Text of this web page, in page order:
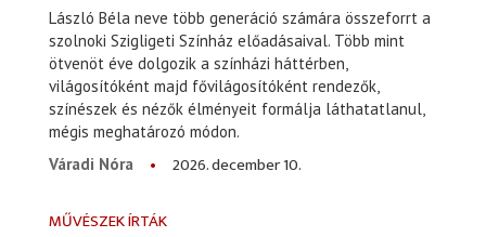
László Béla neve több generáció számára összeforrt a
szolnoki Szigligeti Színház előadásaival. Több mint
ötvenöt éve dolgozik a színházi háttérben,
világosítóként majd fővilágosítóként rendezők,
színészek és nézők élményeit formálja láthatatlanul,
mégis meghatározó módon.
Váradi Nóra
2026. december 10.
MŰVÉSZEK ÍRTÁK